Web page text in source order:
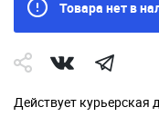
Товара нет в
Действует курьерская